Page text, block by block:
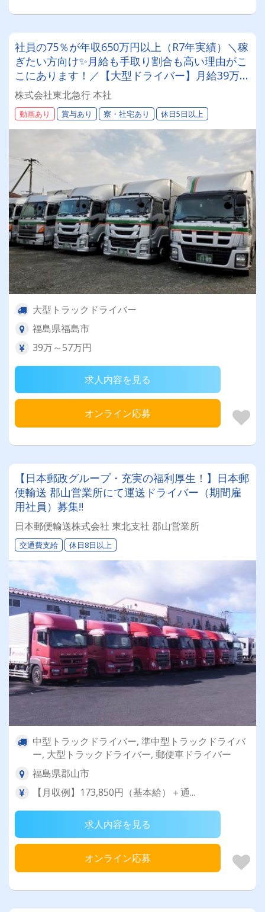
社員の75％が年収650万円以上（R7年実績）＼稼
ぎたい方向け✨月給も手取り割合も高い理由がこ
こにあります！／【大型ドライバー】月給39万～
57万円！未経験者歓迎、普通免許さえあれば応募
OK！＜遠方の方も安心の寮完備＆手厚い保険制
度あり＞
株式会社東北急行 本社
動画あり 賞与あり 寮・社宅あり 休日5日以上
大型トラックドライバー
福島県福島市
39万～57万円
求人内容を見る
オンライン応募
【日本郵政グループ・充実の福利厚生！】日本郵
便輸送 郡山営業所にて運送ドライバー（期間雇
用社員）募集‼
日本郵便輸送株式会社 東北支社 郡山営業所
交通費支給 休日8日以上
中型トラックドライバー, 準中型トラックドライバ
ー, 大型トラックドライバー, 郵便車ドライバー
福島県郡山市
【月収例】173,850円（基本給）＋通...
求人内容を見る
オンライン応募